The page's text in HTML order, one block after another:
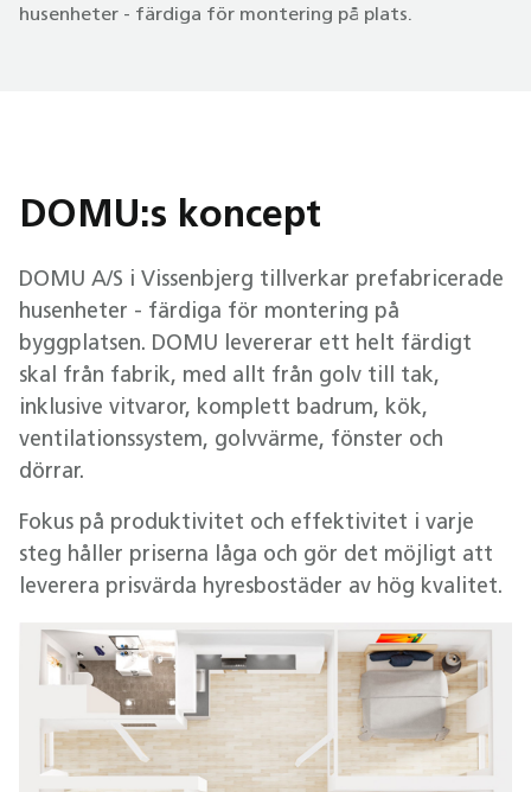
husenheter - färdiga för montering på plats.
DOMU:s koncept
DOMU A/S i Vissenbjerg tillverkar prefabricerade
husenheter - färdiga för montering på
byggplatsen. DOMU levererar ett helt färdigt
skal från fabrik, med allt från golv till tak,
inklusive vitvaror, komplett badrum, kök,
ventilationssystem, golvvärme, fönster och
dörrar.
Fokus på produktivitet och effektivitet i varje
steg håller priserna låga och gör det möjligt att
leverera prisvärda hyresbostäder av hög kvalitet.